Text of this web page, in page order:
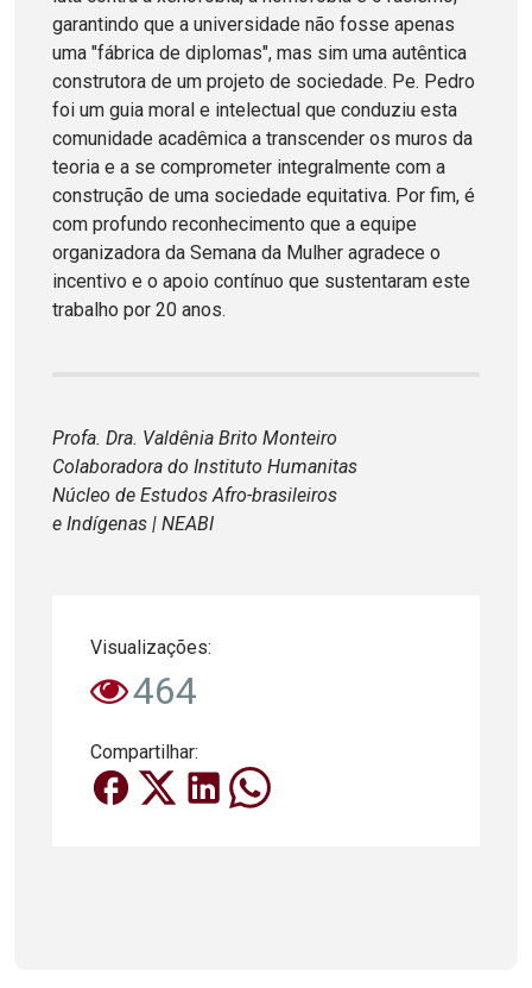
garantindo que a universidade não fosse apenas
uma "fábrica de diplomas", mas sim uma autêntica
construtora de um projeto de sociedade. Pe. Pedro
foi um guia moral e intelectual que conduziu esta
comunidade acadêmica a transcender os muros da
teoria e a se comprometer integralmente com a
construção de uma sociedade equitativa. Por fim, é
com profundo reconhecimento que a equipe
organizadora da Semana da Mulher agradece o
incentivo e o apoio contínuo que sustentaram este
trabalho por 20 anos.
Profa. Dra. Valdênia Brito Monteiro
Colaboradora do Instituto Humanitas
Núcleo de Estudos Afro-brasileiros
e Indígenas | NEABI
Visualizações:
464
Compartilhar: